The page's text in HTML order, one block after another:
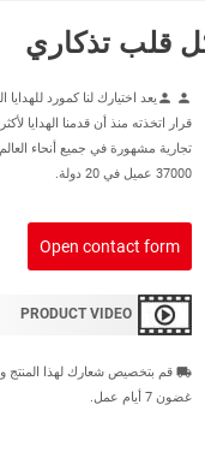
قلب تذكاري
person
person يعد اختيارك لنا كمورد للهدايا
تجارية مشهورة في جميع أنحاء
37000 عميل في 20 دولة.
Open contact form
PRODUCT VIDEO
local_shipping قم بتخصيص شعارك لهذا
غضون 7 أيام عمل.